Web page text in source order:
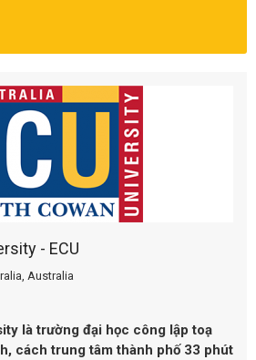
- ECU
Australia
là trường đại học công lập toạ
cách trung tâm thành phố 33 phút